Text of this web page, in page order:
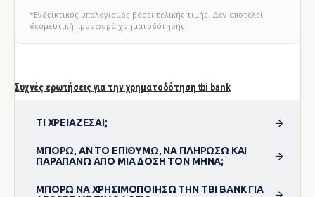
Συχνές ερωτήσεις για την χρηματοδότηση tbi bank
ΤΙ ΧΡΕΙΆΖΕΣΑΙ;
ΜΠΟΡΏ, ΑΝ ΤΟ ΕΠΙΘΥΜΏ, ΝΑ ΠΛΗΡΏΣΩ ΚΑΙ
ΠΑΡΑΠΆΝΩ ΑΠΌ ΜΊΑ ΔΌΣΗ ΤΟΝ ΜΉΝΑ;
ΜΠΟΡΏ ΝΑ ΧΡΗΣΙΜΟΠΟΊΗΣΩ ΤΗΝ TBI BANK ΓΙΑ
*Ενδεικτικός υπολογισμός βάσει τελικής τιμής. Δεν αποτελεί
δεσμευτική προσφορά χρηματοδότησης.